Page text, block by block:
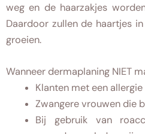
weg en de haarzakjes
Daardoor zullen de haartjes
groeien.
Wanneer dermaplaning NIET
Klanten met een
Zwangere vrouwen die
Bij gebruik van